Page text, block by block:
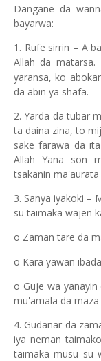
Dangane da
bayarwa:
1. Rufe sirrin – A
Allah da matarsa.
yaransa, ko
da abin ya shafa.
2. Yarda da tubar
ta daina zina, to
sake farawa da
Allah Yana son
tsakanin
3. Sanya iyakoki –
su taimaka wajen
o Zaman tare da
o Kara yawan
o Guje wa
mu'amala da maza
4. Gudanar da
iya neman
taimaka musu su